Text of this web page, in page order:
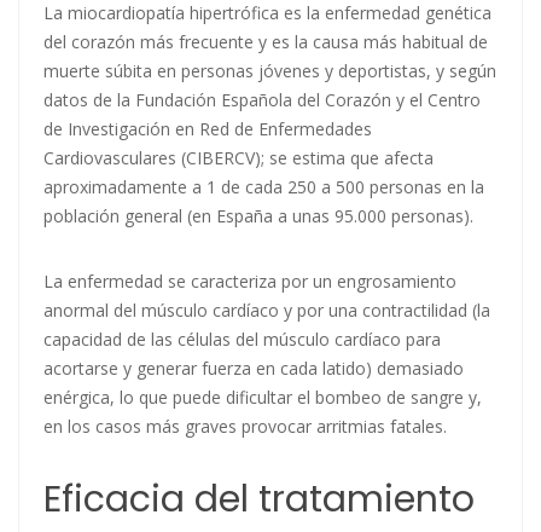
La miocardiopatía hipertrófica es la enfermedad genética
del corazón más frecuente y es la causa más habitual de
muerte súbita en personas jóvenes y deportistas, y según
datos de la Fundación Española del Corazón y el Centro
de Investigación en Red de Enfermedades
Cardiovasculares (CIBERCV); se estima que afecta
aproximadamente a 1 de cada 250 a 500 personas en la
población general (en España a unas 95.000 personas).
La enfermedad se caracteriza por un engrosamiento
anormal del músculo cardíaco y por una contractilidad (la
capacidad de las células del músculo cardíaco para
acortarse y generar fuerza en cada latido) demasiado
enérgica, lo que puede dificultar el bombeo de sangre y,
en los casos más graves provocar arritmias fatales.
Eficacia del tratamiento